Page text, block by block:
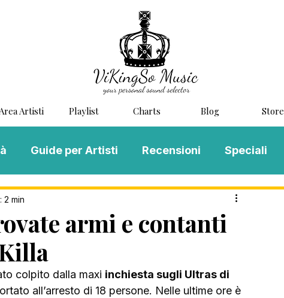
Artisti Playlist Charts Blog Store
Guide per Artisti Recensioni Speciali
MUSIC
armi e contanti
2 min
colpito dalla maxi inchiesta sugli Ultras di
all’arresto di 18 persone. Nelle ultime ore è